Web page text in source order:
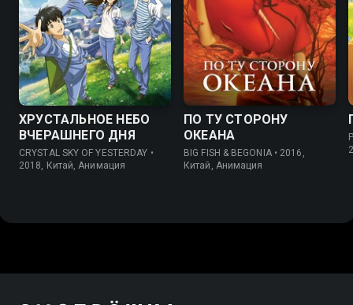
7.2 6.5
ХРУСТАЛЬНОЕ НЕБО
ВЧЕРАШНЕГО ДНЯ
CRYSTAL SKY OF YESTERDAY •
2018, Китай, Анимация
7.4 7.0
ПО ТУ СТОРОНУ
ОКЕАНА
BIG FISH & BEGONIA • 2016,
Китай, Анимация